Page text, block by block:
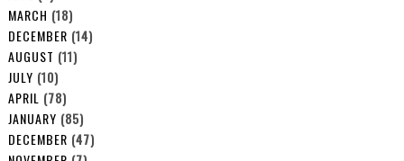
MARCH (18)
DECEMBER (14)
AUGUST (11)
JULY (10)
APRIL (78)
JANUARY (85)
DECEMBER (47)